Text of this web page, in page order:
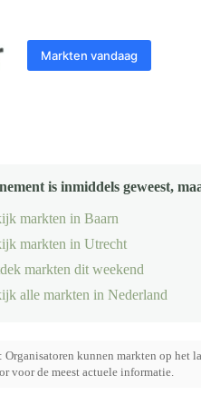
Markten vandaag
is inmiddels geweest,
markten in Baarn
markten in Utrecht
markten dit weekend
alle markten in Nederland
kunnen markten op het
voor de meest actuele informatie.